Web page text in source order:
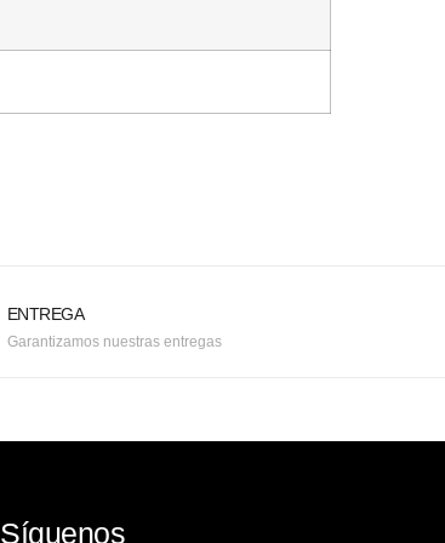
ENTREGA
Garantizamos nuestras entregas
Síguenos